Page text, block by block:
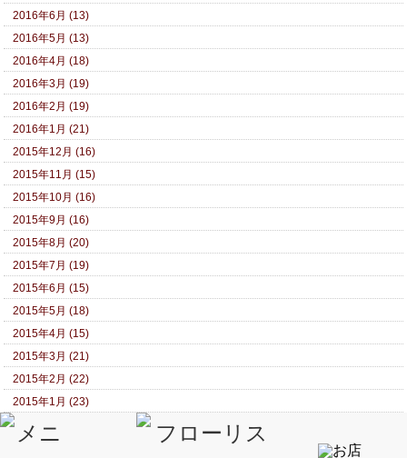
2016年6月 (13)
2016年5月 (13)
2016年4月 (18)
2016年3月 (19)
2016年2月 (19)
2016年1月 (21)
2015年12月 (16)
2015年11月 (15)
2015年10月 (16)
2015年9月 (16)
2015年8月 (20)
2015年7月 (19)
2015年6月 (15)
2015年5月 (18)
2015年4月 (15)
2015年3月 (21)
2015年2月 (22)
2015年1月 (23)
2014年12月 (19)
2014年11月 (18)